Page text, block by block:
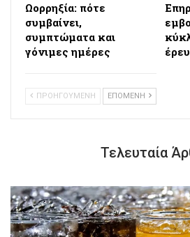
Ωορρηξία: πότε
συμβαίνει,
συμπτώματα και
γόνιμες ημέρες
ΠΡΟΗΓΟΥΜΕΝΗ ΕΠΟΜΕΝΗ
Τελευταία